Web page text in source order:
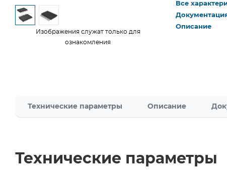
Изображения служат только для
ознакомления
Все
Описание
Технические параметры Описание
Технические параметры